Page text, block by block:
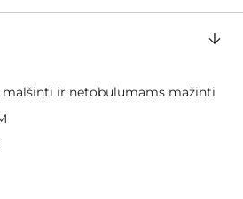
malšinti ir netobulumams mažinti